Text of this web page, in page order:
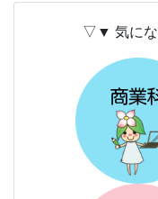
▽▼ 気にな